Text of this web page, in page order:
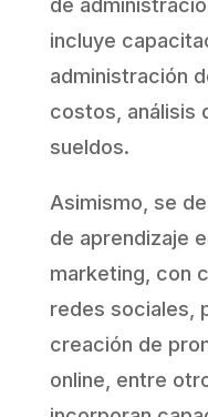
de
incluye
administración
costos, análisis
sueldos.
Asimismo, se
de aprendizaje
marketing, con
redes sociales,
creación de
online, entre